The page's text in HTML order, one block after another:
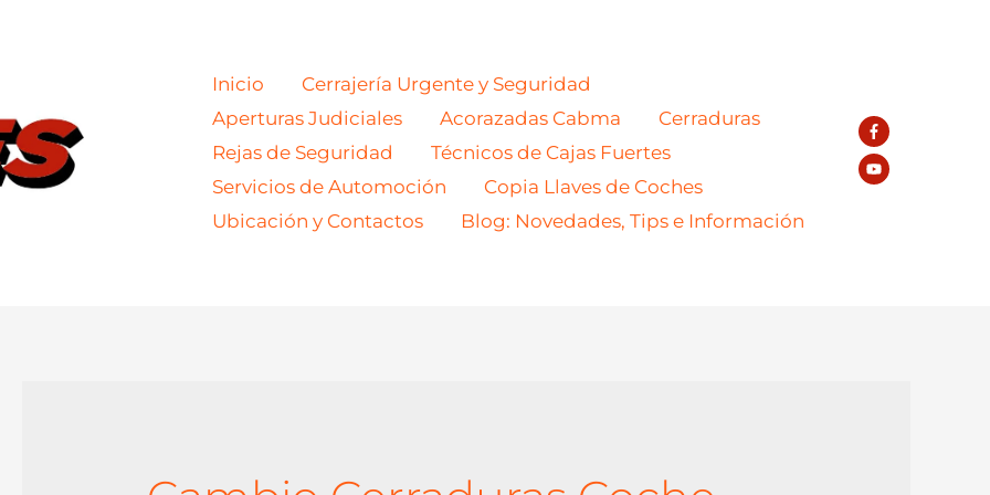
Inicio
Cerrajería Urgente y Seguridad
Aperturas Judiciales
Acorazadas Cabma
Cerraduras
Rejas de Seguridad
Técnicos de Cajas Fuertes
Servicios de Automoción
Copia Llaves de Coches
Ubicación y Contactos
Blog: Novedades, Tips e Información